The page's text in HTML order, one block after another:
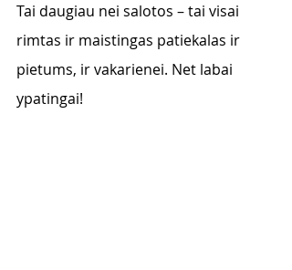
Tai daugiau nei salotos – tai visai
rimtas ir maistingas patiekalas ir
pietums, ir vakarienei. Net labai
ypatingai!